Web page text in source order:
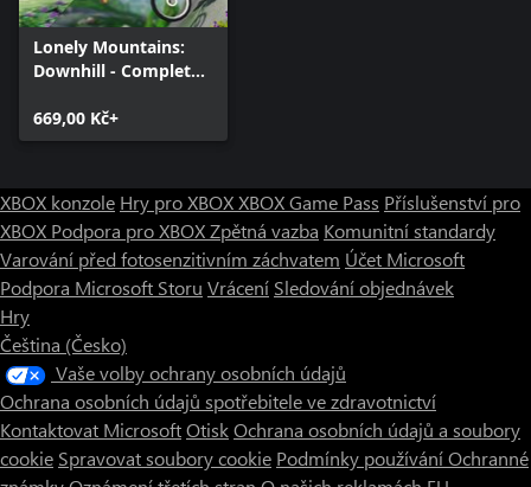
Lonely Mountains:
Downhill - Complete
669,00 Kč+
XBOX konzole Hry pro XBOXXBOX Game Pass Příslušenství pro
XBOX Podpora pro XBOXZpětná vazba Komunitní standardy
Varování před fotosenzitivním záchvatem Účet Microsoft
Podpora Microsoft Storu Vrácení Sledování objednávek
Hry
Čeština (Česko)
Vaše volby ochrany osobních údajů
Ochrana osobních údajů spotřebitele ve zdravotnictví
Kontaktovat MicrosoftOtiskOchrana osobních údajů a soubory
cookie Spravovat soubory cookie Podmínky používáníOchranné